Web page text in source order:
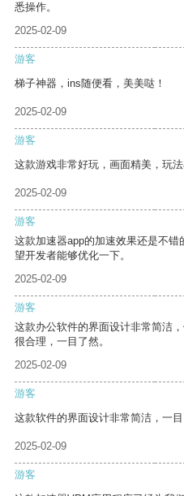
悉操作。
2025-02-09
游客
梯子神器，ins随便看，美美哒！
2025-02-09
游客
这款游戏非常好玩，画面精美，玩法
2025-02-09
游客
这款加速器app的加速效果还是不
望开发者能够优化一下。
2025-02-09
游客
这款办公软件的界面设计非常简洁
很合理，一目了然。
2025-02-09
游客
这款软件的界面设计非常简洁，一目
2025-02-09
游客